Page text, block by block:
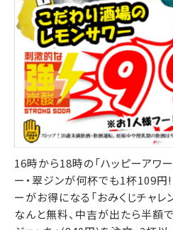
16時から18時の「ハッピーアワ
ー・翠ジンが何杯でも1杯109円!
ーがお得になる「おみくじチャレ
なんと無料、中吉が出たら半額